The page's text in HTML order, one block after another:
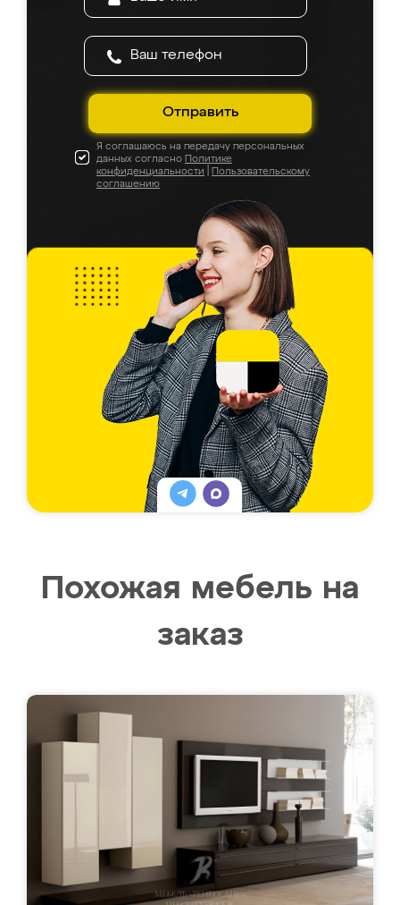
Отправить
Я соглашаюсь на передачу персональных
данных согласно Политике
конфиденциальности
Пользовательскому
соглашению
Похожая мебель на
заказ